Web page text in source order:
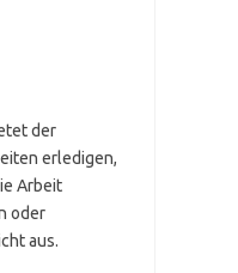
der
erledigen,
Arbeit
oder
aus.